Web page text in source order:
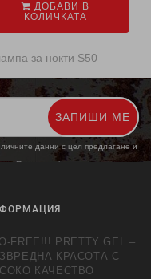
ДОБАВИ В
КОЛИЧКАТА
за нокти S50
ЗАПИШИ МЕ
данни с цел предлагане и
Повече информация
FREE!!! PRETTY GEL –
КРАСОТА С
КАЧЕСТВО